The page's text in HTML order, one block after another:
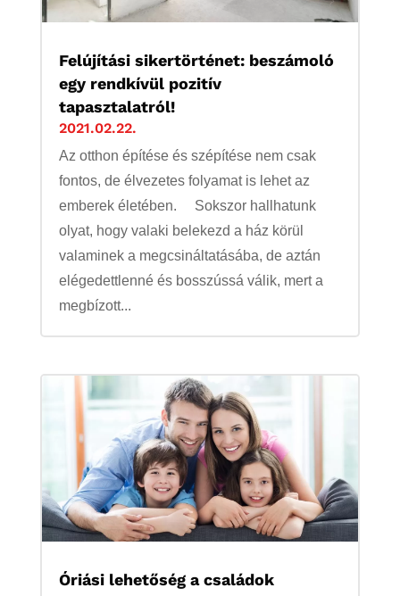
Felújítási sikertörténet: beszámoló
egy rendkívül pozitív
tapasztalatról!
2021.02.22.
Az otthon építése és szépítése nem csak
fontos, de élvezetes folyamat is lehet az
emberek életében. Sokszor hallhatunk
olyat, hogy valaki belekezd a ház körül
valaminek a megcsináltatásába, de aztán
elégedettlenné és bosszússá válik, mert a
megbízott...
Óriási lehetőség a családok